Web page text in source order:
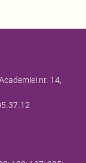
nr. 14,